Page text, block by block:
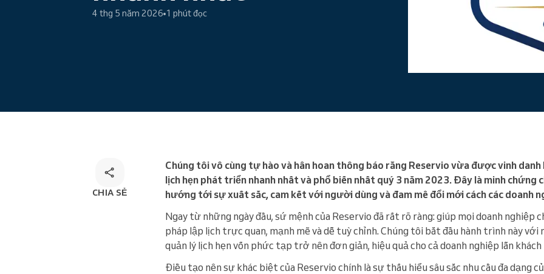
Đặt lịch trực tuyến
4 thg 5 năm 2026 1 phút đọc
CHIA SẺ
Chúng tôi vô cùng tự hào và hân hoan thông báo rằng Reservio vừa được vinh danh
lịch hẹn phát triển nhanh nhất và phổ biến nhất quý 3 năm 2023. Đây là minh chứng
hướng tới sự xuất sắc, cam kết với người dùng và đam mê đổi mới cách các doanh
Ngay từ những ngày đầu, sứ mệnh của Reservio đã rất rõ ràng: giúp mọi doanh nghiệp
pháp lập lịch trực quan, mạnh mẽ và dễ tuỳ chỉnh. Chúng tôi bắt đầu hành trình này với
quản lý lịch hẹn vốn phức tạp trở nên đơn giản, hiệu quả cho cả doanh nghiệp lẫn khách
Điều tạo nên sự khác biệt của Reservio chính là sự thấu hiểu sâu sắc nhu cầu đa dạng